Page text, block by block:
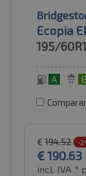
Ecopia
195/
A B
€ 194.52 -
€190.63
incl. IVA *